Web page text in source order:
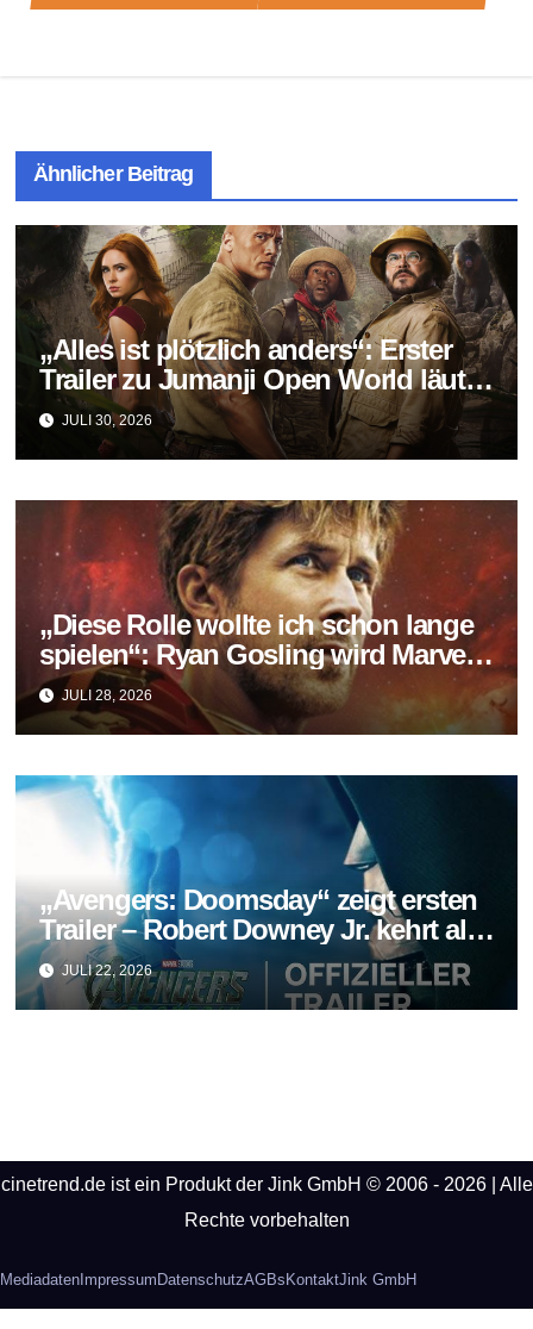
Ähnlicher Beitrag
„Alles ist plötzlich anders“: Erster
Trailer zu Jumanji Open World läutet
das Finale der Reihe ein
JULI 30, 2026
„Diese Rolle wollte ich schon lange
spielen“: Ryan Gosling wird Marvels
neuer Ghost Rider
JULI 28, 2026
„Avengers: Doomsday“ zeigt ersten
Trailer – Robert Downey Jr. kehrt als
Doctor Doom zurück
JULI 22, 2026
cinetrend.de ist ein Produkt der Jink GmbH © 2006 - 2026 | Alle
Rechte vorbehalten
Mediadaten Impressum DatenschutzAGBs KontaktJink GmbH